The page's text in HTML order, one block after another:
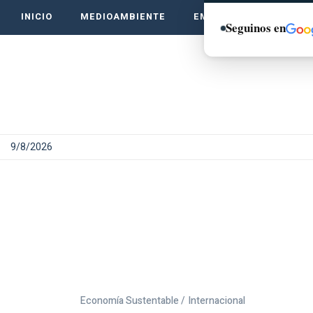
INICIO MEDIOAMBIENTE EMPRENDE VERDE
9/8/2026
Economía Sustentable / Internacional
Seguinos en